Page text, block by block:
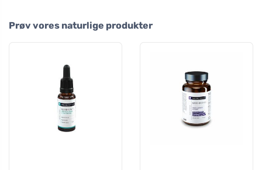
Prøv vores naturlige produkter